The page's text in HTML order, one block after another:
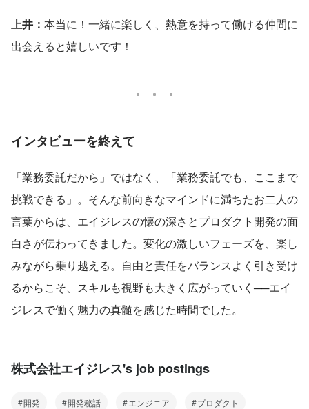
上井： 本当に！一緒に楽しく、熱意を持って働ける仲間に
出会えると嬉しいです！
インタビューを終えて
「業務委託だから」ではなく、「業務委託でも、ここまで
挑戦できる」。そんな前向きなマインドに満ちたお二人の
言葉からは、エイジレスの懐の深さとプロダクト開発の面
白さが伝わってきました。変化の激しいフェーズを、楽し
みながら乗り越える。自由と責任をバランスよく引き受け
るからこそ、スキルも視野も大きく広がっていく──エイ
ジレスで働く魅力の真髄を感じた時間でした。
株式会社エイジレス's job postings
開発 開発秘話 エンジニア プロダクト